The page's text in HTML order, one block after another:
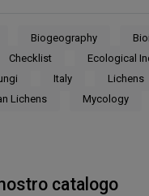
Biogeography
Checklist
Ecological
Italy
Lichens
Lichens
Mycology
catalogo